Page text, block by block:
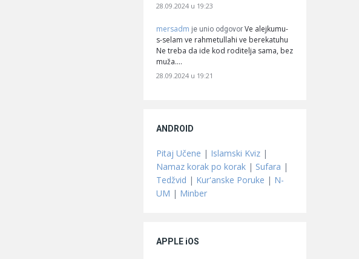
28.09.2024 u 19:23
mersadm je unio odgovor Ve alejkumu-
s-selam ve rahmetullahi ve berekatuhu
Ne treba da ide kod roditelja sama, bez
muža.…
28.09.2024 u 19:21
ANDROID
Pitaj Učene | Islamski Kviz |
Namaz korak po korak | Sufara |
Tedžvid | Kur'anske Poruke | N-
UM | Minber
APPLE iOS